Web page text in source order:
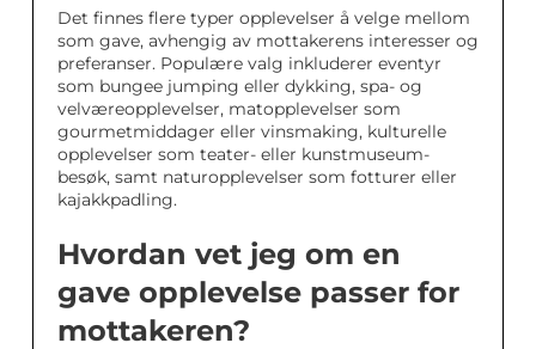
Det finnes flere typer opplevelser å velge mellom
som gave, avhengig av mottakerens interesser og
preferanser. Populære valg inkluderer eventyr
som bungee jumping eller dykking, spa- og
velværeopplevelser, matopplevelser som
gourmetmiddager eller vinsmaking, kulturelle
opplevelser som teater- eller kunstmuseum-
besøk, samt naturopplevelser som fotturer eller
kajakkpadling.
Hvordan vet jeg om en
gave opplevelse passer for
mottakeren?